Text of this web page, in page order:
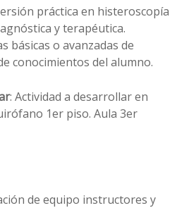
práctica en histeroscopía
y terapéutica.
básicas o avanzadas de
conocimientos del alumno.
: Actividad a desarrollar en
1er piso. Aula 3er
de equipo instructores y